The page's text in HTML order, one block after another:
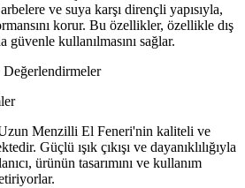
ve suya karşı dirençli yapısıyla,
korur. Bu özellikler, özellikle dış
güvenle kullanılmasını sağlar.
Değerlendirmeler
Menzilli El Feneri'nin kaliteli ve
Güçlü ışık çıkışı ve dayanıklılığıyla
ürünün tasarımını ve kullanım